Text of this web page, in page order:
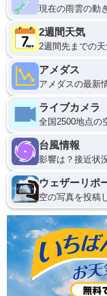
現在の雨雲の動
2週間天気
2週間先までの
アメダス
アメダスの最新
ライブカメラ
全国2500地点の
台風情報
影響は？接近状
ウェザーリポ
空の写真を投稿